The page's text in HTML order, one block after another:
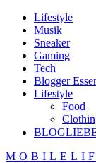
Lifestyle
Musik
Sneaker
Gaming
Tech
Blogger
Lifestyle
Food